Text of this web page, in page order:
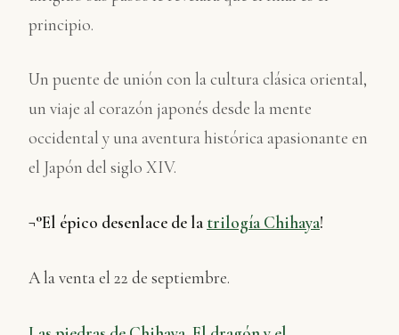
principio.
Un puente de unión con la cultura clásica oriental,
un viaje al corazón japonés desde la mente
occidental y una aventura histórica apasionante en
el Japón del siglo XIV.
¬°El épico desenlace de la trilogía Chihaya!
A la venta el 22 de septiembre.